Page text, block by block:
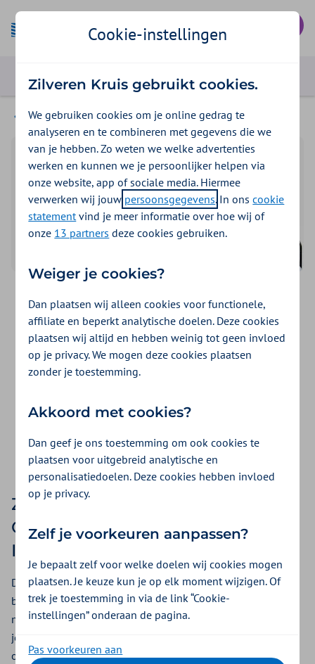
Schadeverzekeringen van InShared
Ongevallenverzekering van
InShared
Als klant van ZieZo krijg je het eerste jaar
Bereken je premie met 10% korting
Zo werkt de
Ongevallenverzekering van
InShared
De Ongevallenverzekering van InShared keert een vast
bedrag uit als je door een ongeval blijvend letsel hebt of,
nog erger, komt te overlijden. Er zijn 2 mogelijkheden om
jezelf en je geliefden goed en voordelig te verzekeren tegen
ongevallen. En als klant van ZieZo krijg je 10% korting.
Cookie-instellingen
Zilveren Kruis gebruikt cookies.
We gebruiken cookies om je online gedrag te
analyseren en te combineren met gegevens die we
van je hebben. Zo weten we welke advertenties
werken en kunnen we je persoonlijker helpen via
onze website, app of sociale media. Hiermee
verwerken wij jouw persoonsgegevens. In onscookie
statementvind je meer informatie over hoe wij of
onze 13 partners deze cookies gebruiken.
Weiger je cookies?
Dan plaatsen wij alleen cookies voor functionele,
affiliate en beperkt analytische doelen. Deze cookies
plaatsen wij altijd en hebben weinig tot geen invloed
op je privacy. We mogen deze cookies plaatsen
zonder je toestemming.
Akkoord met cookies?
Dan geef je ons toestemming om ook cookies te
plaatsen voor uitgebreid analytische en
personalisatiedoelen. Deze cookies hebben invloed
op je privacy.
Zelf je voorkeuren aanpassen?
Je bepaalt zelf voor welke doelen wij cookies mogen
plaatsen. Je keuze kun je op elk moment wijzigen. Of
trek je toestemming in via de link “Cookie-
instellingen” onderaan de pagina.
Pas voorkeuren aan